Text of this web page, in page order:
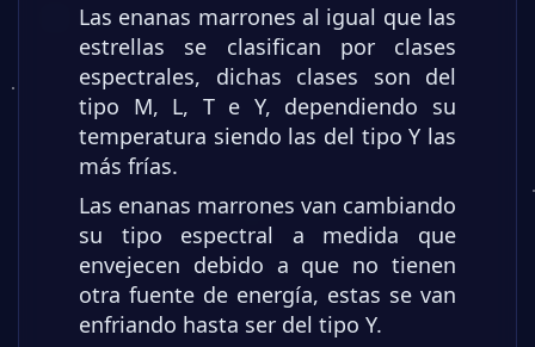
Las enanas marrones al igual que las
estrellas se clasifican por clases
espectrales, dichas clases son del
tipo M, L, T e Y, dependiendo su
temperatura siendo las del tipo Y las
más frías.
Las enanas marrones van cambiando
su tipo espectral a medida que
envejecen debido a que no tienen
otra fuente de energía, estas se van
enfriando hasta ser del tipo Y.